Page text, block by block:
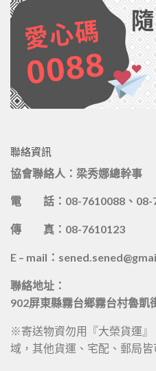
聯絡資訊
協會聯絡人：梁秀娜總幹事
電 話：08-7610088、08-
傳 真：08-7610123
E – mail：
聯絡地址：
902屏東縣霧台鄉霧台村魯凱
※寄送物資勿用『大榮貨運
域，其他貨運、宅配、郵局